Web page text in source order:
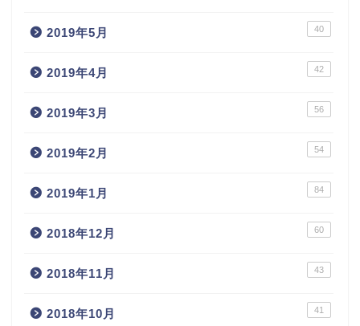
2019年5月 40
2019年4月 42
2019年3月 56
2019年2月 54
2019年1月 84
2018年12月 60
2018年11月 43
2018年10月 41